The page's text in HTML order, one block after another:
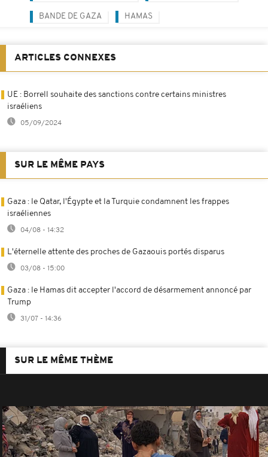
BANDE DE GAZA HAMAS
ARTICLES CONNEXES
UE : Borrell souhaite des sanctions contre certains ministres
israéliens
05/09/2024
SUR LE MÊME PAYS
Gaza : le Qatar, l'Égypte et la Turquie condamnent les frappes
israéliennes
04/08 - 14:32
L'éternelle attente des proches de Gazaouis portés disparus
03/08 - 15:00
Gaza : le Hamas dit accepter l'accord de désarmement annoncé par
Trump
31/07 - 14:36
SUR LE MÊME THÈME